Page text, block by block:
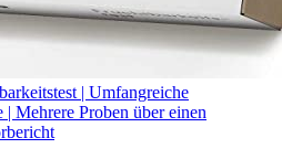
| Umfangreiche
Mehrere Proben über einen